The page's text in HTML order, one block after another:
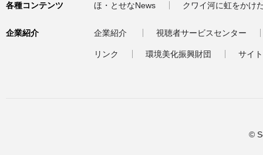
各種コンテンツ ほ・とせなNews クワイ河に虹をかけ
企業紹介 企業紹介 視聴者サービスセンター
リンク 環境美化振興財団 サイ
©